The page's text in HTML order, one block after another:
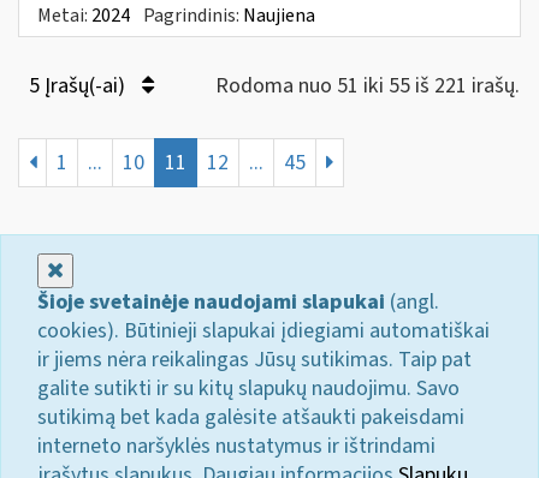
Metai: 2024 Pagrindinis: Naujiena
5 Įrašų(-ai) Rodoma nuo 51 iki 55 iš 221 irašų.
1 ... 10 11 12 ... 45
Šioje svetainėje naudojami slapukai (angl.
cookies). Būtinieji slapukai įdiegiami automatiškai
ir jiems nėra reikalingas Jūsų sutikimas. Taip pat
galite sutikti ir su kitų slapukų naudojimu. Savo
sutikimą bet kada galėsite atšaukti pakeisdami
interneto naršyklės nustatymus ir ištrindami